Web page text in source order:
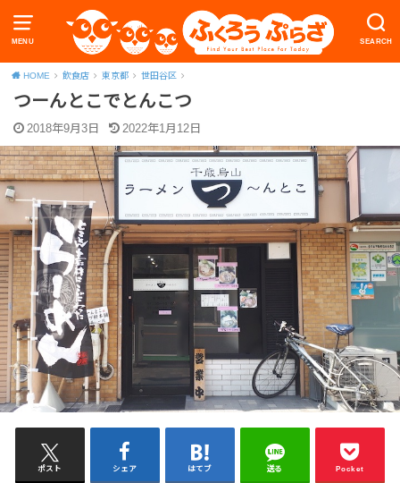
MENU SEARCH
HOME 飲食店 東京都 世田谷区
つーんとこでとんこつ
2018年9月3日 2022年1月12日
ポスト シェア はてブ 送る Pocket